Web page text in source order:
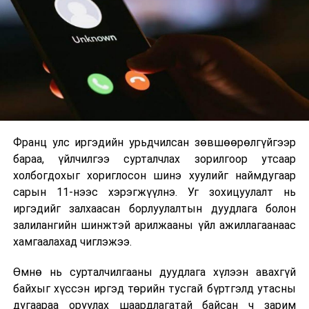
2026 оны 9 дүгээр сарын 1-нээс цахимаар
эхэлнэ.
2026 оны 9 дүгээр сарын 14-нөөс танхимаар
үргэлжилнэ.
2026 оны 9 дүгээр сарын 13-наас оюутнуудыг
дотуур байранд оруулж эхэлнэ.
Сургууль, цэцэрлэгийн үйл ажиллагааны
зохицуулалт
2026 оны 8 дугаар сарын 17–28-ны өдрүүдэд
байранд элсэлт, бүртгэл болон бусад аливаа
арга хэмжээ зохион байгуулахгүй болно.
Франц улс иргэдийн урьдчилсан зөвшөөрөлгүйгээр
бараа, үйлчилгээ сурталчлах зорилгоор утсаар
холбогдохыг хориглосон шинэ хуулийг наймдугаар
сарын 11-нээс хэрэгжүүлнэ. Уг зохицуулалт нь
иргэдийг залхаасан борлуулалтын дуудлага болон
залилангийн шинжтэй арилжааны үйл ажиллагаанаас
хамгаалахад чиглэжээ.
Өмнө нь сурталчилгааны дуудлага хүлээн авахгүй
байхыг хүссэн иргэд төрийн тусгай бүртгэлд утасны
дугаараа оруулах шаардлагатай байсан ч зарим